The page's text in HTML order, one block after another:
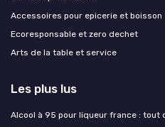
Accessoires pour epicerie et boisson
Ecoresponsable et zero dechet
Arts de la table et service
Les plus lus
Alcool à 95 pour liqueur france : tout